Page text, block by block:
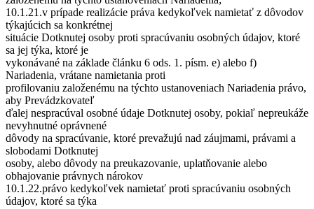
10.1.21.v prípade realizácie práva kedykoľvek namietať z dôvodov
týkajúcich sa konkrétnej
situácie Dotknutej osoby proti spracúvaniu osobných údajov, ktoré
sa jej týka, ktoré je
vykonávané na základe článku 6 ods. 1. písm. e) alebo f)
Nariadenia, vrátane namietania proti
profilovaniu založenému na týchto ustanoveniach Nariadenia právo,
aby Prevádzkovateľ
ďalej nespracúval osobné údaje Dotknutej osoby, pokiaľ nepreukáže
nevyhnutné oprávnené
dôvody na spracúvanie, ktoré prevažujú nad záujmami, právami a
slobodami Dotknutej
osoby, alebo dôvody na preukazovanie, uplatňovanie alebo
obhajovanie právnych nárokov
10.1.22.právo kedykoľvek namietať proti spracúvaniu osobných
údajov, ktoré sa týka